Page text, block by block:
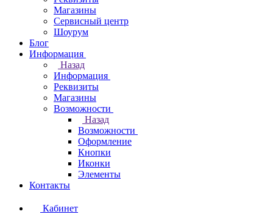
Магазины
Сервисный центр
Шоурум
Блог
Информация
Назад
Информация
Реквизиты
Магазины
Возможности
Назад
Возможности
Оформление
Кнопки
Иконки
Элементы
Контакты
Кабинет